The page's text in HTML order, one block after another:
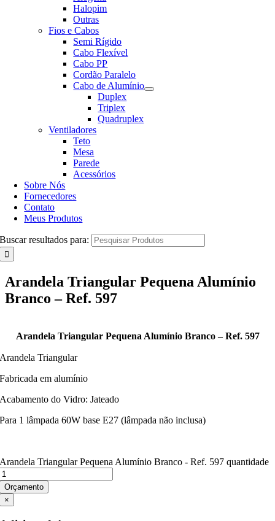
Halopim
Outras
Fios e Cabos
Semi Rígido
Cabo Flexível
Cabo PP
Cordão Paralelo
Cabo de Alumínio
Duplex
Triplex
Quadruplex
Ventiladores
Teto
Mesa
Parede
Acessórios
Sobre Nós
Fornecedores
Contato
Meus Produtos
Buscar resultados para:
Arandela Triangular Pequena Alumínio
Branco – Ref. 597
Arandela Triangular Pequena Alumínio Branco – Ref. 597
Arandela Triangular
Fabricada em alumínio
Acabamento do Vidro: Jateado
Para 1 lâmpada 60W base E27 (lâmpada não inclusa)
Arandela Triangular Pequena Alumínio Branco - Ref. 597 quantidade
Orçamento
×